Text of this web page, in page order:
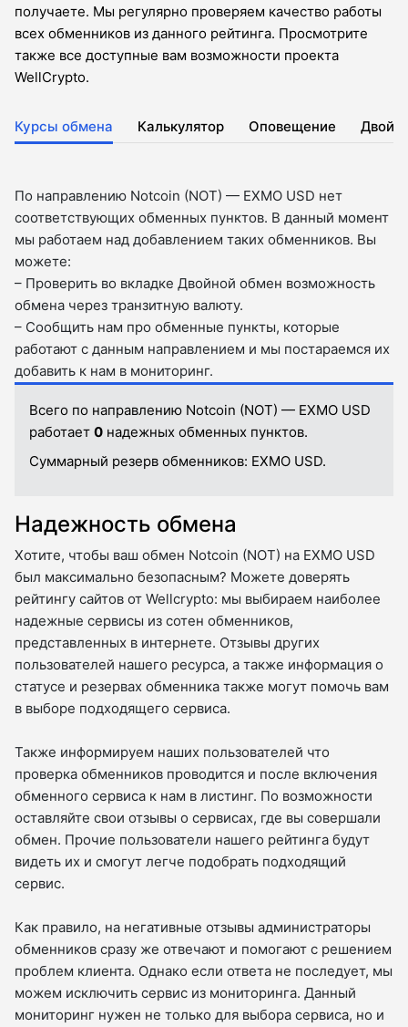
получаете. Мы регулярно проверяем качество работы
всех обменников из данного рейтинга. Просмотрите
также все доступные вам возможности проекта
WellCrypto.
Курсы обмена Калькулятор Оповещение
По направлению Notcoin (NOT) — EXMO USD нет
соответствующих обменных пунктов. В данный момент
мы работаем над добавлением таких обменников. Вы
можете:
– Проверить во вкладкe Двойной обмен возможность
обмена через транзитную валюту.
– Сообщить нам про обменные пункты, которые
работают с данным направлением и мы постараемся их
добавить к нам в мониторинг.
Всего по направлению Notcoin (NOT) — EXMO USD
работает 0 надежных обменных пунктов.
Суммарный резерв обменников: EXMO USD.
Надежность обмена
Хотите, чтобы ваш обмен Notcoin (NOT) на EXMO USD
был максимально безопасным? Можете доверять
рейтингу сайтов от Wellcrypto: мы выбираем наиболее
надежные сервисы из сотен обменников,
представленных в интернете. Отзывы других
пользователей нашего ресурса, а также информация о
статусе и резервах обменника также могут помочь вам
в выборе подходящего сервиса.
Также информируем наших пользователей что
проверка обменников проводится и после включения
обменного сервиса к нам в листинг. По возможности
оставляйте свои отзывы о сервисах, где вы совершали
обмен. Прочие пользователи нашего рейтинга будут
видеть их и смогут легче подобрать подходящий
сервис.
Как правило, на негативные отзывы администраторы
обменников сразу же отвечают и помогают с решением
проблем клиента. Однако если ответа не последует, мы
можем исключить сервис из мониторинга. Данный
мониторинг нужен не только для выбора сервиса, но и